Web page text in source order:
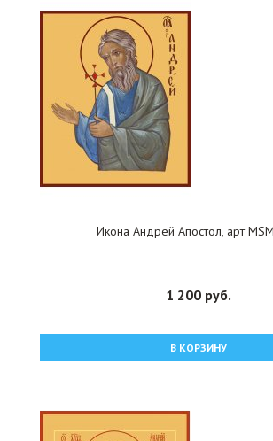
Икона Андрей Апостол, арт
1 200 руб.
В КОРЗИНУ